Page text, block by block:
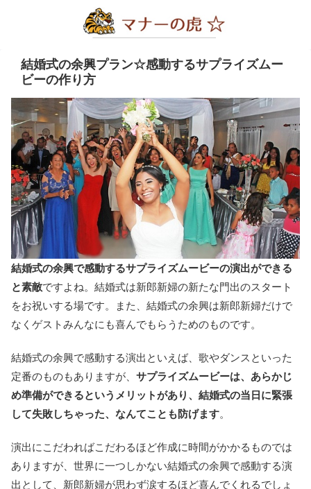
結婚式の余興プラン☆感動するサプライズムー
ビーの作り方
結婚式の余興で感動するサプライズムービーの演出ができる
と素敵ですよね。結婚式は新郎新婦の新たな門出のスタート
をお祝いする場です。また、結婚式の余興は新郎新婦だけで
なくゲストみんなにも喜んでもらうためのものです。
結婚式の余興で感動する演出といえば、歌やダンスといった
定番のものもありますが、 サプライズムービーは、あらかじ
め準備ができるというメリットがあり、結婚式の当日に緊張
して失敗しちゃった、なんてことも防げます。
演出にこだわればこだわるほど作成に時間がかかるものでは
ありますが、世界に一つしかない結婚式の余興で感動する演
出として、新郎新婦が思わず涙するほど喜んでくれるでしょ